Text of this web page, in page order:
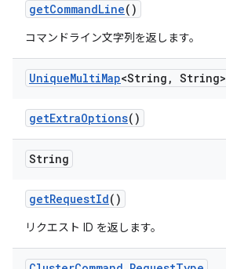
getCommandLine()
コマンドライン文字列を返します。
UniqueMultiMap<String , String>
getExtraOptions()
String
getRequestId()
リクエスト ID を返します。